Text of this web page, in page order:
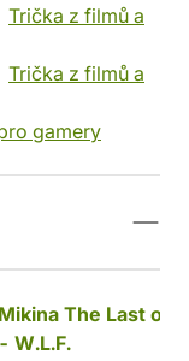
Trička z filmů a
Trička z filmů a
gamery
Mikina The Last of
- W.L.F.